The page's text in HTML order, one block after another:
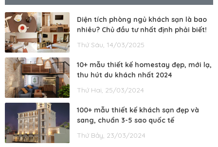
Diện tích phòng ngủ khách sạn là bao
nhiêu? Chủ đầu tư nhất định phải biết!
Thứ Sáu, 14/03/2025
10+ mẫu thiết kế homestay đẹp, mới lạ,
thu hút du khách nhất 2024
Thứ Hai, 25/03/2024
100+ mẫu thiết kế khách sạn đẹp và
sang, chuẩn 3-5 sao quốc tế
Thứ Bảy, 23/03/2024